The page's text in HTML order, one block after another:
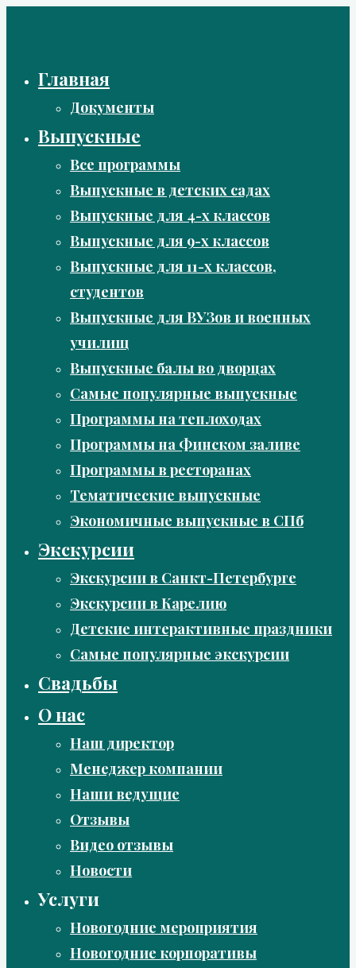
Главная
Документы
Выпускные
Все программы
Выпускные в детских садах
Выпускные для 4-х классов
Выпускные для 9-х классов
Выпускные для 11-х классов,
студентов
Выпускные для ВУЗов и военных
училищ
Выпускные балы во дворцах
Самые популярные выпускные
Программы на теплоходах
Программы на Финском заливе
Программы в ресторанах
Тематические выпускные
Экономичные выпускные в СПб
Экскурсии
Экскурсии в Санкт-Петербурге
Экскурсии в Карелию
Детские интерактивные праздники
Самые популярные экскурсии
Свадьбы
О нас
Наш директор
Менеджер компании
Наши ведущие
Отзывы
Видео отзывы
Новости
Услуги
Новогодние мероприятия
Новогодние корпоративы